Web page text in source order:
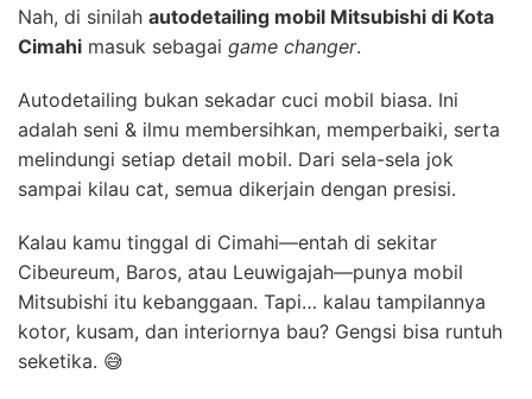
Nah, di sinilah autodetailing mobil Mitsubishi di Kota
Cimahi masuk sebagai game changer.
Autodetailing bukan sekadar cuci mobil biasa. Ini
adalah seni & ilmu membersihkan, memperbaiki, serta
melindungi setiap detail mobil. Dari sela-sela jok
sampai kilau cat, semua dikerjain dengan presisi.
Kalau kamu tinggal di Cimahi—entah di sekitar
Cibeureum, Baros, atau Leuwigajah—punya mobil
Mitsubishi itu kebanggaan. Tapi… kalau tampilannya
kotor, kusam, dan interiornya bau? Gengsi bisa runtuh
seketika. 😅